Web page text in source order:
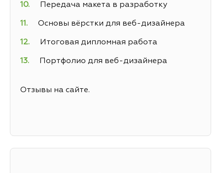
Передача макета в разработку
Основы вёрстки для веб-дизайнера
Итоговая дипломная работа
Портфолио для веб-дизайнера
Отзывы на сайте.